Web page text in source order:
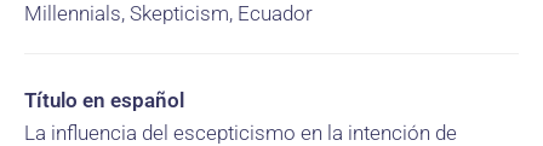
Millennials, Skepticism, Ecuador
Título en español
La influencia del escepticismo en la intención de